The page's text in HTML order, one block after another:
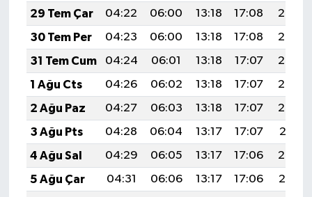
29 Tem Çar
04:22 06:00 13:18 17:08
20:26
30 Tem Per
04:23 06:00 13:18 17:08
20:25
31 Tem Cum
04:24 06:01 13:18 17:07
20:24
1 Ağu Cts
04:26 06:02 13:18 17:07
20:23
2 Ağu Paz
04:27 06:03 13:18 17:07
20:22
3 Ağu Pts
04:28 06:04 13:17 17:07
20:21
4 Ağu Sal
04:29 06:05 13:17 17:06
20:20
5 Ağu Çar
04:31 06:06 13:17 17:06
20:19